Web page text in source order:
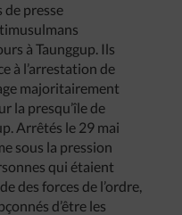
de presse
à Taunggup. Ils
à l’arrestation de
majoritairement
la presqu’île de
Arrêtés le 29 mai
sous la pression
qui étaient
des forces de l’ordre,
d’être les